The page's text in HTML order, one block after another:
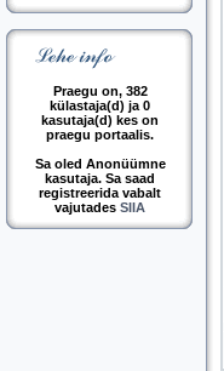
Praegu on, 382
külastaja(d) ja 0
kasutaja(d) kes on
praegu portaalis.
Sa oled Anonüümne
kasutaja. Sa saad
registreerida vabalt
vajutades SIIA